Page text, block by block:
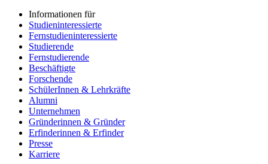
Informationen für
Studieninteressierte
Fernstudieninteressierte
Studierende
Fernstudierende
Beschäftigte
Forschende
SchülerInnen & Lehrkräfte
Alumni
Unternehmen
Gründerinnen & Gründer
Erfinderinnen & Erfinder
Presse
Karriere